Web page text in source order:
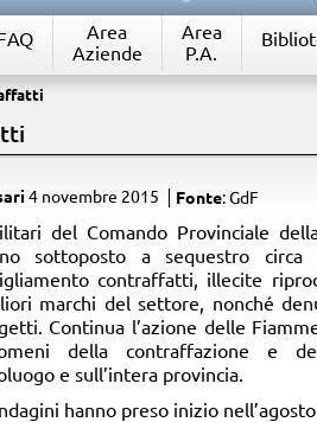
Area
Aziende
Area
P.A.
4 novembre 2015 Fonte: GdF
del Comando Provinciale
sottoposto a sequestro
contraffatti, illecite
marchi del settore, nonché
Continua l’azione delle
della contraffazione e
e sull’intera provincia.
hanno preso inizio